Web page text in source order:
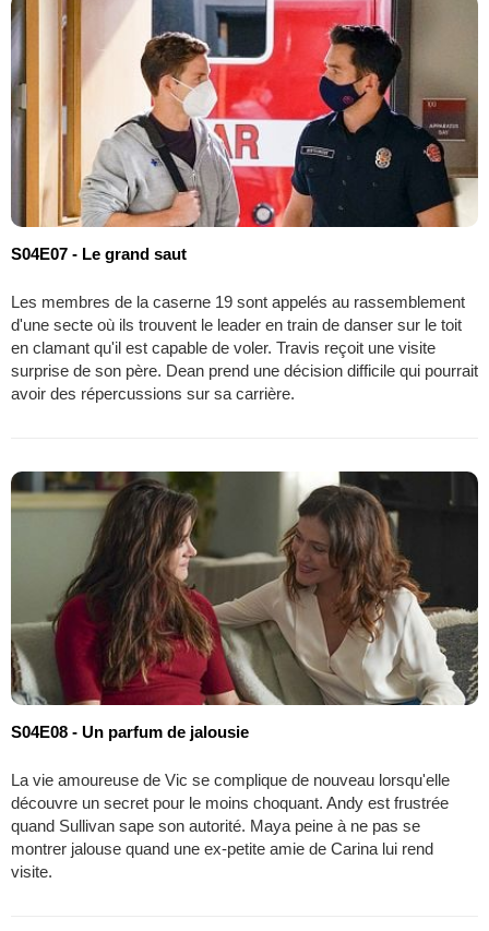
S04E07 - Le grand saut
Les membres de la caserne 19 sont appelés au rassemblement
d'une secte où ils trouvent le leader en train de danser sur le toit
en clamant qu'il est capable de voler. Travis reçoit une visite
surprise de son père. Dean prend une décision difficile qui pourrait
avoir des répercussions sur sa carrière.
S04E08 - Un parfum de jalousie
La vie amoureuse de Vic se complique de nouveau lorsqu'elle
découvre un secret pour le moins choquant. Andy est frustrée
quand Sullivan sape son autorité. Maya peine à ne pas se
montrer jalouse quand une ex-petite amie de Carina lui rend
visite.